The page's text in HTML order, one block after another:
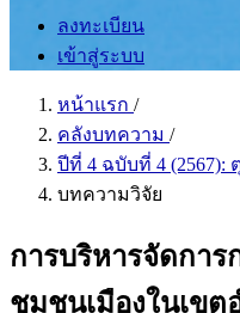
ลงทะเบียน
เข้าสู่ระบบ
หน้าแรก /
คลังบทความ /
ปีที่ 4 ฉบับที่ 4 (2567):
บทความวิจัย
การบริหารจัดกา
ชุมชนเมืองในเขต